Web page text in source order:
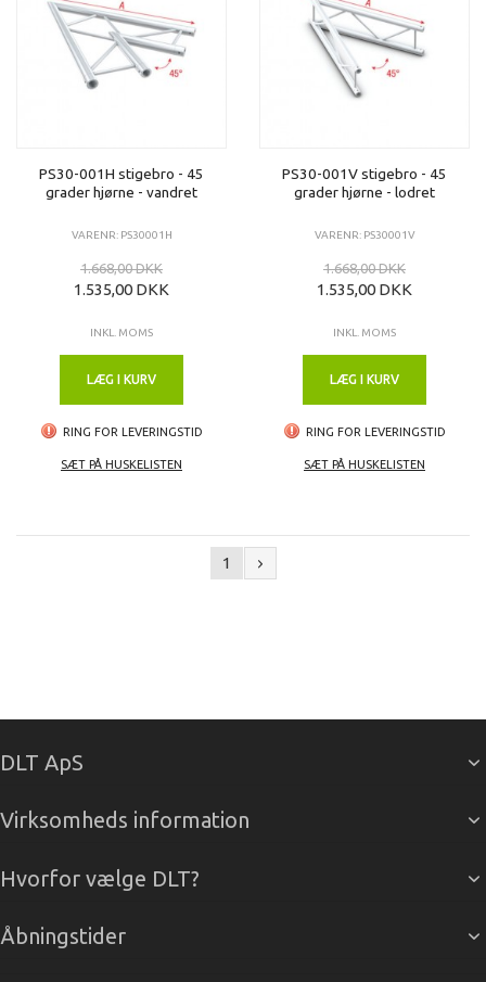
PS30-001H stigebro - 45
grader hjørne - vandret
VARENR: PS30001H
1.668,00 DKK
1.535,00 DKK
INKL. MOMS
LÆG I KURV
RING FOR LEVERINGSTID
SÆT PÅ HUSKELISTEN
PS30-001V stigebro - 45
grader hjørne - lodret
VARENR: PS30001V
1.668,00 DKK
1.535,00 DKK
INKL. MOMS
LÆG I KURV
RING FOR LEVERINGSTID
SÆT PÅ HUSKELISTEN
1
DLT ApS
Virksomheds information
Hvorfor vælge DLT?
Åbningstider